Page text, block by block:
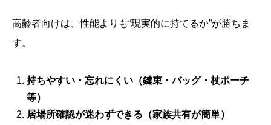
高齢者向けは、性能よりも“現実的に持てるか”が勝ちま
す。
持ちやすい・忘れにくい（鍵束・バッグ・杖ポーチ
等）
居場所確認が迷わずできる（家族共有が簡単）